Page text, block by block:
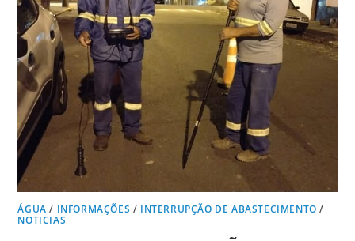
ÁGUA / INFORMAÇÕES / INTERRUPÇÃO DE ABASTECIMENTO /
NOTICIAS